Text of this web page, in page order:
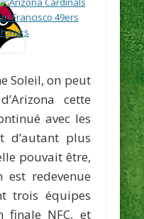
Soleil, on peut
cette
avec les
d’autant plus
pouvait être,
redevenue
trois équipes
finale NFC, et